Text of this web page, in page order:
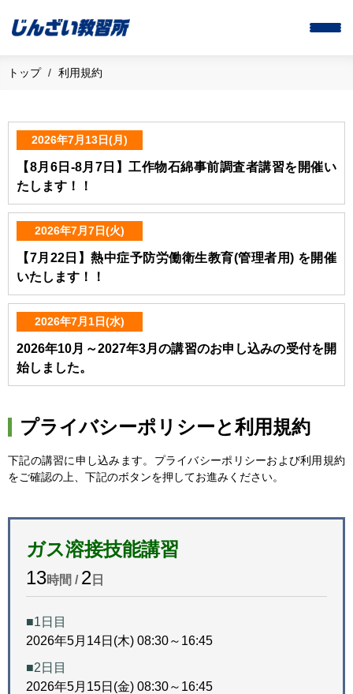
トップ 利用規約
2026年7月13日(月)
【8月6日-8月7日】工作物石綿事前調査者講習を開催い
たします！！
2026年7月7日(火)
【7月22日】熱中症予防労働衛生教育(管理者用) を開催
いたします！！
2026年7月1日(水)
2026年10月～2027年3月の講習のお申し込みの受付を開
始しました。
プライバシーポリシーと利用規約
下記の講習に申し込みます。プライバシーポリシーおよび利用規約
をご確認の上、下記のボタンを押してお進みください。
ガス溶接技能講習
13時間 / 2 日
■1日目
2026年5月14日(木) 08:30～16:45
■2日目
2026年5月15日(金) 08:30～16:45